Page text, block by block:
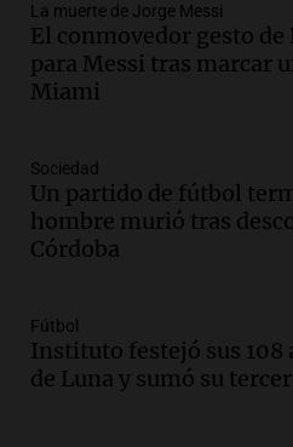
Episodios
Audio.Ley de
en el Congreso
comunicacional del
Episodios
Audio.Casabindo se
celebración única:
tradicional Toreo de
Audio.Borges,
"Tres hombres se lo
hacerle preguntas y
La muerte de Jorge Messi
El conmovedor gesto de
para Messi tras marcar
Miami
Sociedad
Un partido de fútbol
hombre murió tras
Córdoba
Fútbol
Instituto festejó sus 108
de Luna y sumó su